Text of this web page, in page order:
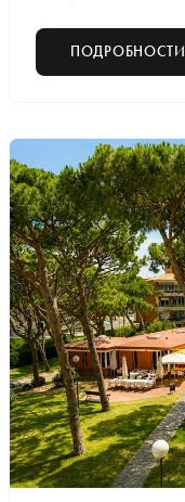
ПОДРОБНОСТИ